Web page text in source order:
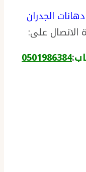
الجدران
الاتصال على:
:
0501986384